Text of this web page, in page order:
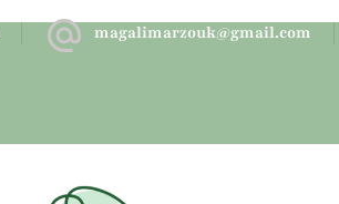
magalimarzouk@gmail.com